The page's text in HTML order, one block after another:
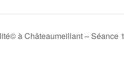
à Châteaumeillant – Séance 1